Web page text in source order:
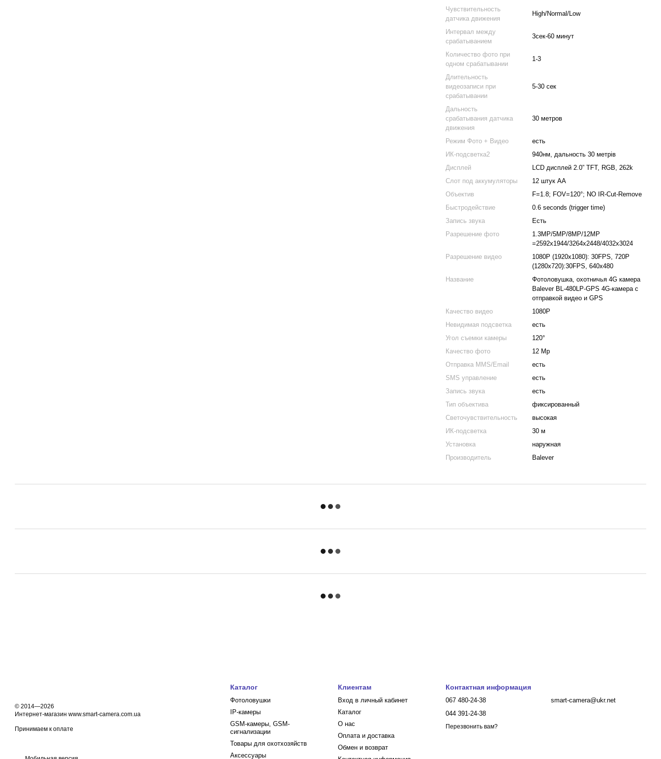
Чувствительность
датчика движения
High/Normal/Low
Интервал между
срабатыванием
3сек-60 минут
Количество фото при
одном срабатывании
1-3
Длительность
видеозаписи при
срабатывании
5-30 сек
Дальность
срабатывания датчика
движения
30 метров
Режим Фото + Видео
есть
ИК-подсветка2
940нм, дальность 30 метрів
Дисплей
LCD дисплей 2.0” TFT, RGB, 262k
Слот под аккумуляторы
12 штук АА
Объектив
F=1.8; FOV=120°; NO IR-Cut-Remove
Быстродействие
0.6 seconds (trigger time)
Запись звука
Есть
Разрешение фото
1.3МР/5MP/8MP/12MP
=2592x1944/3264x2448/4032x3024
Разрешение видео
1080P (1920x1080): 30FPS, 720P
(1280x720):30FPS, 640x480
Название
Фотоловушка, охотничья 4G камера
Balever BL-480LP-GPS 4G-камера с
отправкой видео и GPS
Качество видео
1080P
Невидимая подсветка
есть
Угол съемки камеры
120°
Качество фото
12 Mp
Отправка MMS/Email
есть
SMS управление
есть
Запись звука
есть
Тип объектива
фиксированный
Светочувствительность
высокая
ИК-подсветка
30 м
Установка
наружная
Производитель
Balever
© 2014—2026
Интернет-магазин www.smart-camera.com.ua
Принимаем к оплате
Каталог
Фотоловушки
IP-камеры
GSM-камеры, GSM-
сигнализации
Товары для охотхозяйств
Аксессуары
Клиентам
Вход в личный кабинет
Каталог
О нас
Оплата и доставка
Обмен и возврат
Контактная информация
067 480-24-38
044 391-24-38
Перезвонить вам?
smart-camera@ukr.net